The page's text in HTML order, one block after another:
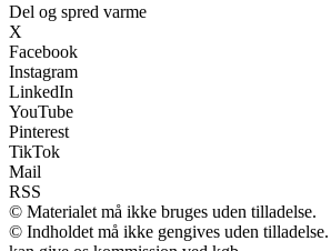
Del og spred varme
X
Facebook
Instagram
LinkedIn
YouTube
Pinterest
TikTok
Mail
RSS
© Materialet må ikke bruges uden tilladelse.
© Indholdet må ikke gengives uden